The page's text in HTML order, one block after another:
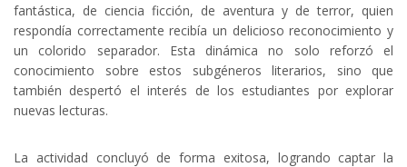
fantástica, de ciencia ficción, de aventura y de terror, quien
respondía correctamente recibía un delicioso reconocimiento y
un colorido separador. Esta dinámica no solo reforzó el
conocimiento sobre estos subgéneros literarios, sino que
también despertó el interés de los estudiantes por explorar
nuevas lecturas.
La actividad concluyó de forma exitosa, logrando captar la